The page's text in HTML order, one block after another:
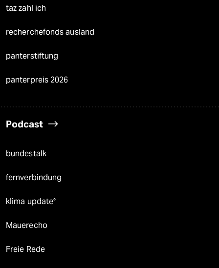
taz zahl ich
recherchefonds ausland
panterstiftung
panterpreis 2026
Podcast
bundestalk
fernverbindung
klima update°
Mauerecho
Freie Rede